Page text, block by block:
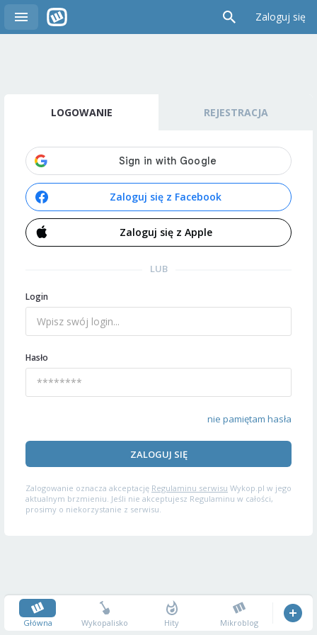
Zaloguj się
LOGOWANIE REJESTRACJA
Zaloguj się z Facebook
Zaloguj się z Apple
LUB
Login
Hasło
nie pamiętam hasła
ZALOGUJ SIĘ
Zalogowanie oznacza akceptację Regulaminu serwisu Wykop.pl w jego
aktualnym brzmieniu. Jeśli nie akceptujesz Regulaminu w całości,
prosimy o niekorzystanie z serwisu.
Główna Wykopalisko Hity Mikroblog